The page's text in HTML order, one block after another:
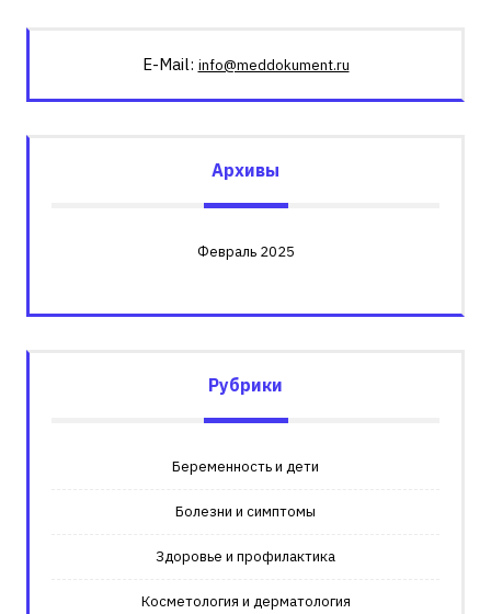
E-Mail: info@meddokument.ru
Архивы
Февраль 2025
Рубрики
Беременность и дети
Болезни и симптомы
Здоровье и профилактика
Косметология и дерматология